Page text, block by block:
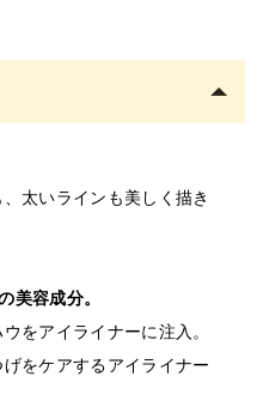
ャンセルいたしますの
太いラインも美しく描き
美容成分。
をアイライナーに注入。
をケアするアイライナー